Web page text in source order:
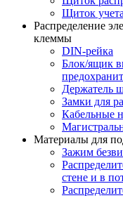
Щиток
Распределение
клеммы
DIN-рейка
Блок/ящик
Держатель
Замки для
Кабельные
Материалы для
Зажим
стене и в